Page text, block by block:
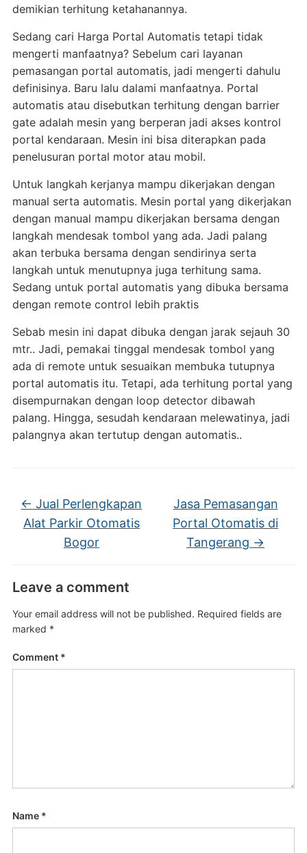
demikian terhitung ketahanannya.
Sedang cari Harga Portal Automatis tetapi tidak
mengerti manfaatnya? Sebelum cari layanan
pemasangan portal automatis, jadi mengerti dahulu
definisinya. Baru lalu dalami manfaatnya. Portal
automatis atau disebutkan terhitung dengan barrier
gate adalah mesin yang berperan jadi akses kontrol
portal kendaraan. Mesin ini bisa diterapkan pada
penelusuran portal motor atau mobil.
Untuk langkah kerjanya mampu dikerjakan dengan
manual serta automatis. Mesin portal yang dikerjakan
dengan manual mampu dikerjakan bersama dengan
langkah mendesak tombol yang ada. Jadi palang
akan terbuka bersama dengan sendirinya serta
langkah untuk menutupnya juga terhitung sama.
Sedang untuk portal automatis yang dibuka bersama
dengan remote control lebih praktis
Sebab mesin ini dapat dibuka dengan jarak sejauh 30
mtr.. Jadi, pemakai tinggal mendesak tombol yang
ada di remote untuk sesuaikan membuka tutupnya
portal automatis itu. Tetapi, ada terhitung portal yang
disempurnakan dengan loop detector dibawah
palang. Hingga, sesudah kendaraan melewatinya, jadi
palangnya akan tertutup dengan automatis..
← Jual Perlengkapan
Alat Parkir Otomatis
Bogor
Jasa Pemasangan
Portal Otomatis di
Tangerang →
Leave a comment
Your email address will not be published. Required fields are
marked *
Comment *
Name *